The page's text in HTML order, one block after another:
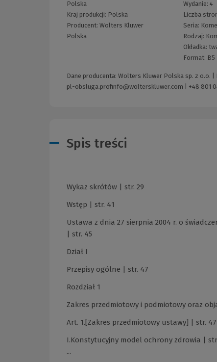
Polska
Kraj produkcji: Polska
Producent: Wolters Kluwer
Polska
Wydanie: 4
Liczba
Seria:
Rodzaj:
Okładka:
Format: B5
Dane producenta: Wolters Kluwer Polska sp. z o.o.
pl-obsluga.profinfo@wolterskluwer.com
+48 801
Spis treści
Wykaz skrótów | str. 29
Wstęp | str. 41
Ustawa z dnia 27 sierpnia 2004 r. o
| str. 45
Dział I
Przepisy ogólne | str. 47
Rozdział 1
Zakres przedmiotowy i podmiotowy oraz
Art. 1.[Zakres przedmiotowy ustawy] | str. 47
I.Konstytucyjny model ochrony zdrowia |
...